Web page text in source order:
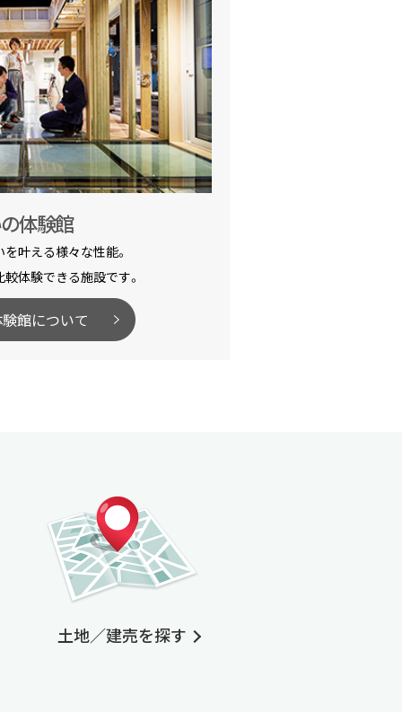
体験館
叶える様々な性能。
体験できる施設です。
館について
土地／建売を探す